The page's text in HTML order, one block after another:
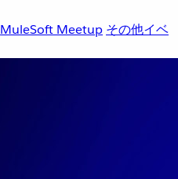
MuleSoft Meetup その他イベ